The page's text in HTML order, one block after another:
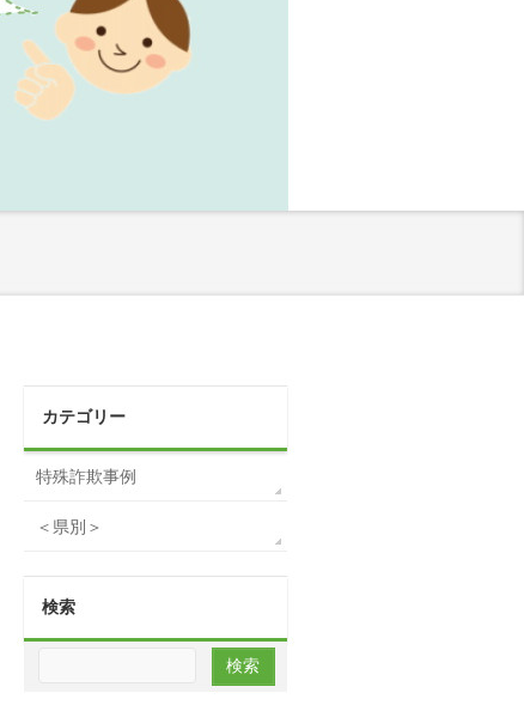
カテゴリー
特殊詐欺事例
＜県別＞
検索